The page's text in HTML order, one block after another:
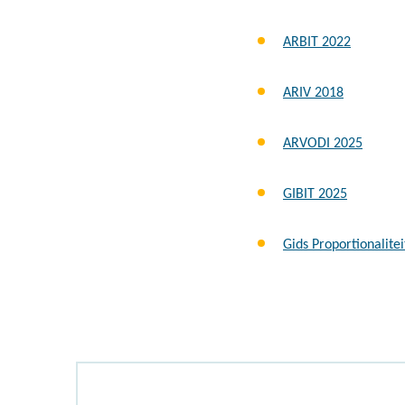
ARBIT 2022
ARIV 2018
ARVODI 2025
GIBIT 2025
Gids